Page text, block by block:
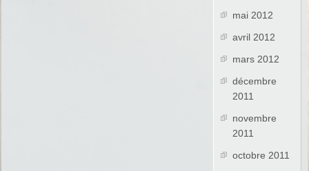
mai 2012
avril 2012
mars 2012
décembre
2011
novembre
2011
octobre 2011